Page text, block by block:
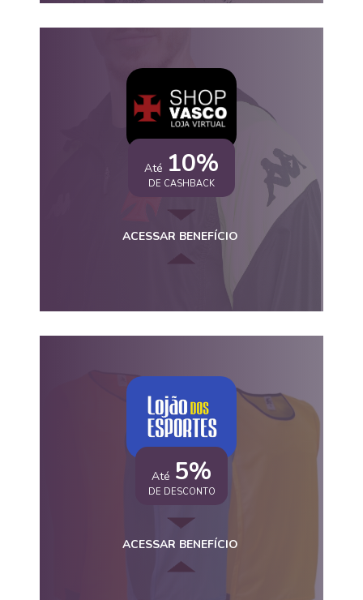
Até 10%
DE CASHBACK
ACESSAR BENEFÍCIO
Até 5%
DE DESCONTO
ACESSAR BENEFÍCIO